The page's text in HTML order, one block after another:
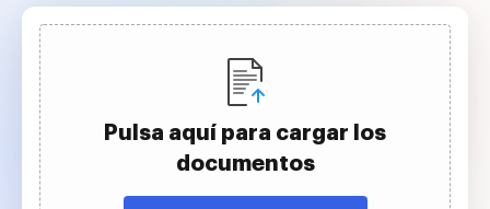
Pulsa aquí para cargar los
documentos